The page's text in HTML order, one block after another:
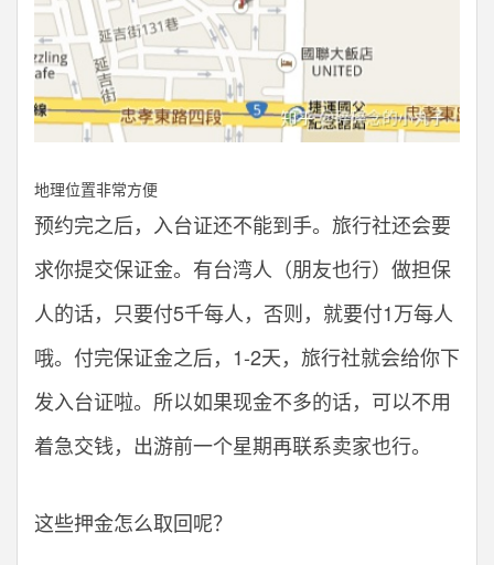
地理位置非常方便
预约完之后，入台证还不能到手。旅行社还会要
求你提交保证金。有台湾人（朋友也行）做担保
人的话，只要付5千每人，否则，就要付1万每人
哦。付完保证金之后，1-2天，旅行社就会给你下
发入台证啦。所以如果现金不多的话，可以不用
着急交钱，出游前一个星期再联系卖家也行。
这些押金怎么取回呢？